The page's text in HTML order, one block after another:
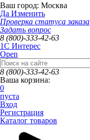
Ваш город: Москва
Да Изменить
Проверка статуса заказа
Задать вопрос
8 (800)-333-42-63
1C Интерес
Open
8 (800)-333-42-63
Ваша корзина:
0
пуста
Вход
Регистрация
Каталог товаров